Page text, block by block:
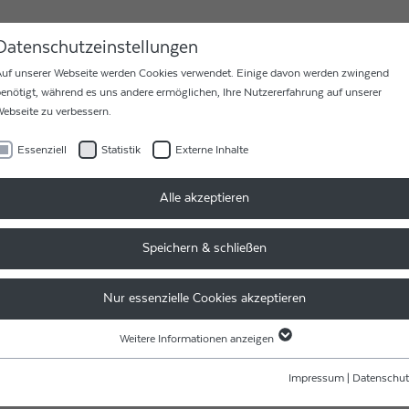
KARRIERE KONTAKT
VON RIBBECK BEIM 5. LASERSYMPOSIUM
INTERCONNECT
PACKS
beim 5. Lasersymposium Elektromobilität am
unserer Webseite werden Cookies verwendet. Einige davon werden zwingend
während es uns andere ermöglichen, Ihre Nutzererfahrung auf unserer
zu verbessern.
Essenziell Statistik Externe Inhalte
Alle akzeptieren
Speichern & schließen
Nur essenzielle Cookies akzeptieren
Essenzielle Cookies werden für grundlegende Funktionen der Webseite benötigt.
Weitere Informationen anzeigen
Impressum